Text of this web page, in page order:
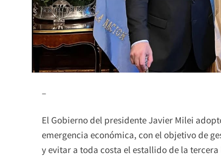
–
El Gobierno del presidente Javier Milei
emergencia económica, con el objetivo de
y evitar a toda costa el estallido de la